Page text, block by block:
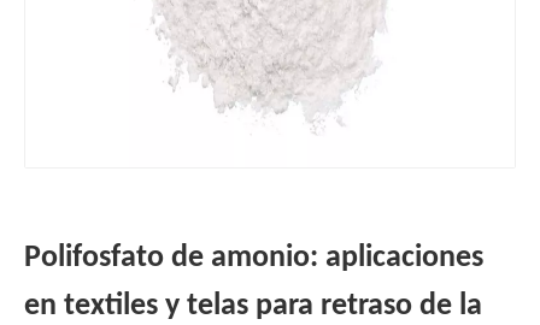
Polifosfato de amonio: aplicaciones
en textiles y telas para retraso de la